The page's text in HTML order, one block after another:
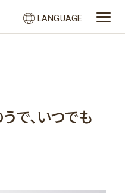
LANGUAGE
で、いつでも